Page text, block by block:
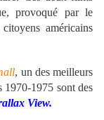
provoqué par le
américains
, un des meilleurs
1970-1975 sont des
View.